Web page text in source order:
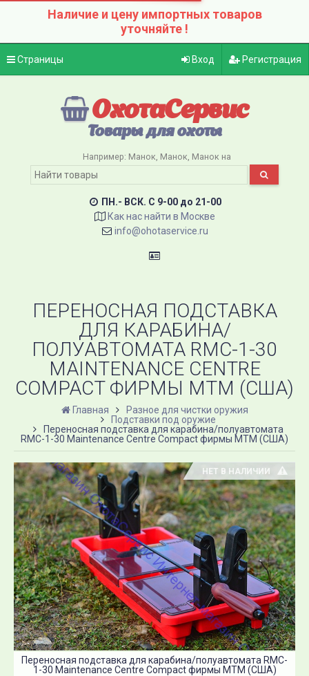
Наличие и цену импортных товаров
уточняйте !
Страницы Вход Регистрация
ОхотаСервис
Товары для охоты
Например: Манок Манок Манок на
ПН.- ВСК. C 9-00 до 21-00
Как нас найти в Москве
info@ohotaservice.ru
ПЕРЕНОСНАЯ ПОДСТАВКА
ДЛЯ КАРАБИНА/
ПОЛУАВТОМАТА RMC-1-30
MAINTENANCE CENTRE
COMPACT ФИРМЫ MTM (США)
Главная
Разное для чистки оружия
Подставки под оружие
Переносная подставка для карабина/полуавтомата
RMC-1-30 Maintenance Centre Compact фирмы MTM (США)
НЕТ В НАЛИЧИИ
Переносная подставка для карабина/полуавтомата RMC-
1-30 Maintenance Centre Compact фирмы MTM (США)